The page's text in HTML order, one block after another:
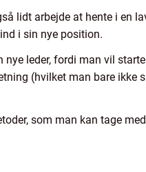
lidt arbejde at hente i en
i sin nye position.
leder, fordi man vil
(hvilket man bare ikke
som man kan tage